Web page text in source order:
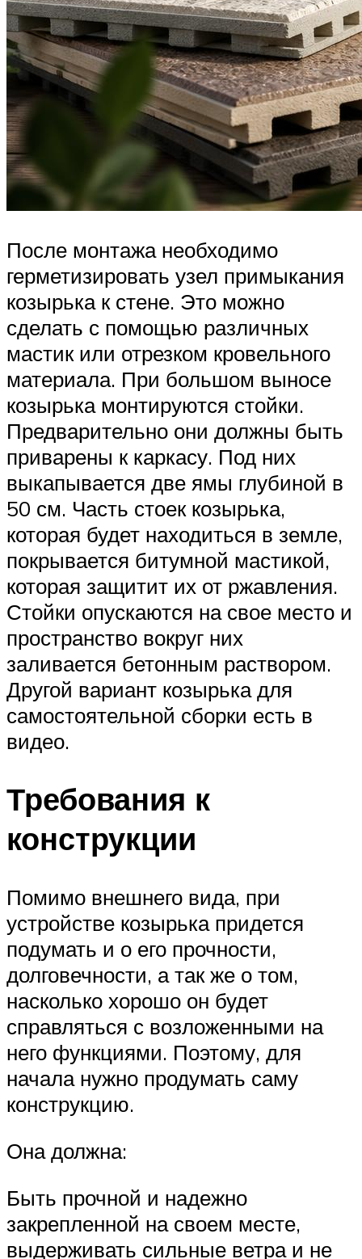
После монтажа необходимо
герметизировать узел примыкания
козырька к стене. Это можно
сделать с помощью различных
мастик или отрезком кровельного
материала. При большом выносе
козырька монтируются стойки.
Предварительно они должны быть
приварены к каркасу. Под них
выкапывается две ямы глубиной в
50 см. Часть стоек козырька,
которая будет находиться в земле,
покрывается битумной мастикой,
которая защитит их от ржавления.
Стойки опускаются на свое место и
пространство вокруг них
заливается бетонным раствором.
Другой вариант козырька для
самостоятельной сборки есть в
видео.
Требования к
конструкции
Помимо внешнего вида, при
устройстве козырька придется
подумать и о его прочности,
долговечности, а так же о том,
насколько хорошо он будет
справляться с возложенными на
него функциями. Поэтому, для
начала нужно продумать саму
конструкцию.
Она должна:
Быть прочной и надежно
закрепленной на своем месте,
выдерживать сильные ветра и не